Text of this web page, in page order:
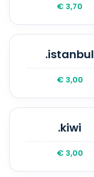
€ 3,70
.istanbul
€ 3,00
.kiwi
€ 3,00